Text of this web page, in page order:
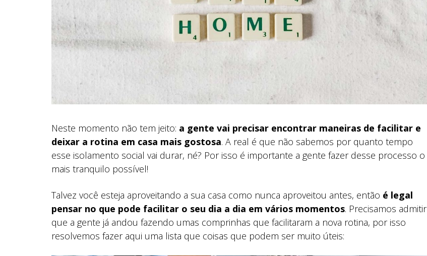
Neste momento não tem jeito: a gente vai precisar encontrar maneiras de facilitar e
deixar a rotina em casa mais gostosa. A real é que não sabemos por quanto tempo
esse isolamento social vai durar, né? Por isso é importante a gente fazer desse processo o
mais tranquilo possível!
Talvez você esteja aproveitando a sua casa como nunca aproveitou antes, então é legal
pensar no que pode facilitar o seu dia a dia em vários momentos. Precisamos admitir
que a gente já andou fazendo umas comprinhas que facilitaram a nova rotina, por isso
resolvemos fazer aqui uma lista que coisas que podem ser muito úteis: